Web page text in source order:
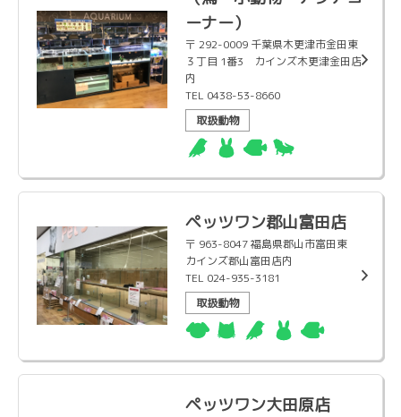
ーナー）
〒 292-0009 千葉県木更津市金田東
３丁目 1番3 カインズ木更津金田店
内
TEL 0438-53-8660
取扱動物
ペッツワン郡山富田店
〒 963-8047 福島県郡山市富田東
カインズ郡山富田店内
TEL 024-935-3181
取扱動物
ペッツワン大田原店